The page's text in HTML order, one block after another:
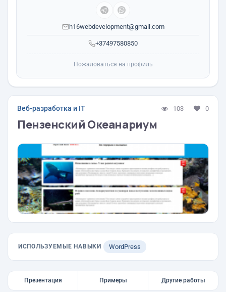
+37497580850
h16webdevelopment@gmail.com
Пожаловаться на профиль
Веб-разработка и IT 103 0
Пензенский Океанариум
ИСПОЛЬЗУЕМЫЕ НАВЫКИ WordPress
Презентация Примеры Другие работы